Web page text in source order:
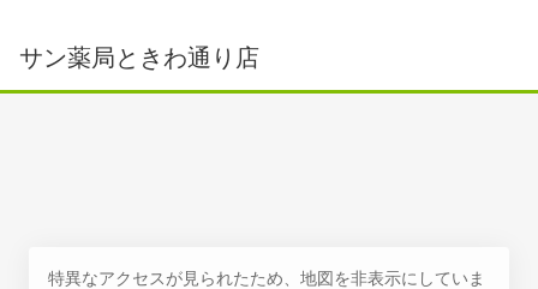
サン薬局ときわ通り店
特異なアクセスが見られたため、地図を非表示にしていま